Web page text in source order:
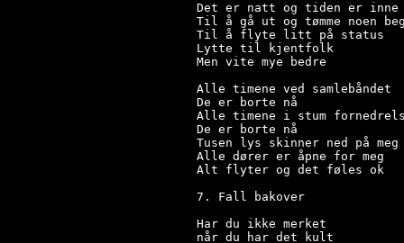
Det er natt og tiden er inne
Til å gå ut og tømme noen
Til å flyte litt på status
Lytte til kjentfolk
Men vite mye bedre
Alle timene ved samlebåndet
De er borte nå
Alle timene i stum
De er borte nå
Tusen lys skinner ned på meg
Alle dører er åpne for meg
Alt flyter og det føles ok
7. Fall bakover
Har du ikke merket
når du har det kult